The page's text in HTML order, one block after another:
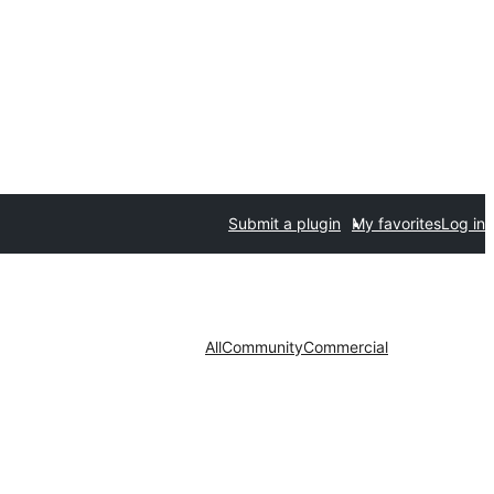
Submit a plugin My favoritesLog in
AllCommunityCommercial